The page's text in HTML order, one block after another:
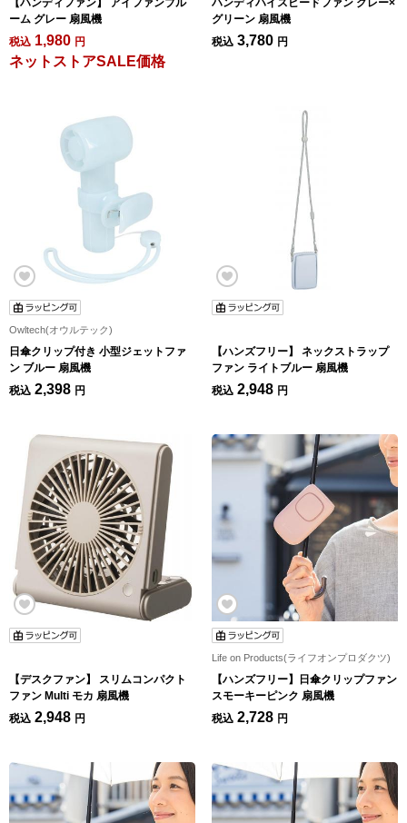
【ハンディファン】 アイファンブル
ーム グレー 扇風機
税込 1,980 円
ネットストアSALE価格
ハンディハイスピードファン グレー×
グリーン 扇風機
税込 3,780 円
Owltech(オウルテック)
日傘クリップ付き 小型ジェットファ
ン ブルー 扇風機
税込 2,398 円
【ハンズフリー】 ネックストラップ
ファン ライトブルー 扇風機
税込 2,948 円
【デスクファン】 スリムコンパクト
ファン Multi モカ 扇風機
税込 2,948 円
Life on Products(ライフオンプロダクツ)
【ハンズフリー】日傘クリップファン
スモーキーピンク 扇風機
税込 2,728 円